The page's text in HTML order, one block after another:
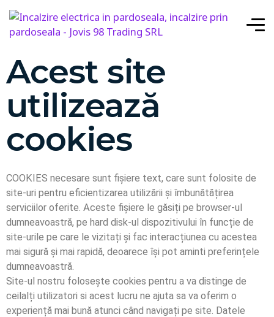
Acest site
utilizează
cookies
COOKIES necesare sunt fișiere text, care sunt folosite de
site-uri pentru eficientizarea utilizării și îmbunătățirea
serviciilor oferite. Aceste fișiere le găsiți pe browser-ul
dumneavoastră, pe hard disk-ul dispozitivului în funcție de
site-urile pe care le vizitați și fac interacțiunea cu acestea
mai sigură și mai rapidă, deoarece își pot aminti preferințele
dumneavoastră.
Site-ul nostru folosește cookies pentru a va distinge de
ceilalți utilizatori si acest lucru ne ajuta sa va oferim o
experiență mai bună atunci când navigați pe site. Datele